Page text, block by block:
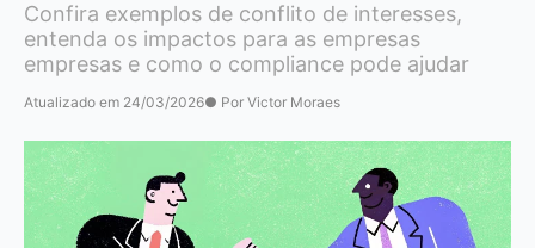
Confira exemplos de conflito de interesses,
entenda os impactos para as empresas
empresas e como o compliance pode ajudar
Atualizado em 24/03/2026● Por Victor Moraes